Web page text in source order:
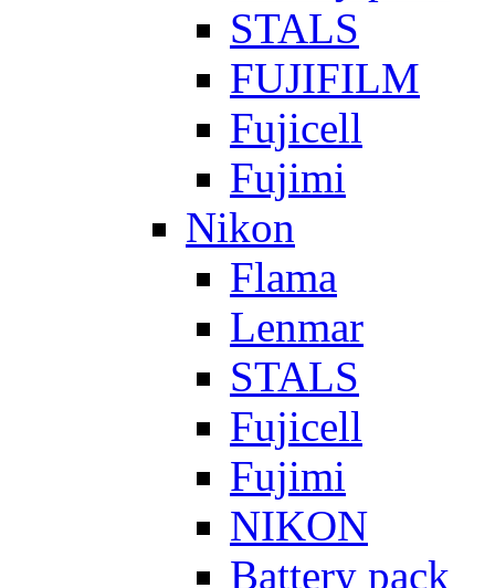
STALS
FUJIFILM
Fujicell
Fujimi
Nikon
Flama
Lenmar
STALS
Fujicell
Fujimi
NIKON
Battery pack